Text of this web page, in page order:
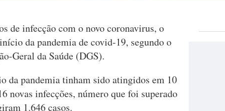
de infecção com o novo coronavirus, o
da pandemia de covid-19, segundo o
Geral da Saúde (DGS).
da pandemia tinham sido atingidos em 10
novas infecções, número que foi superado
1.646 casos.